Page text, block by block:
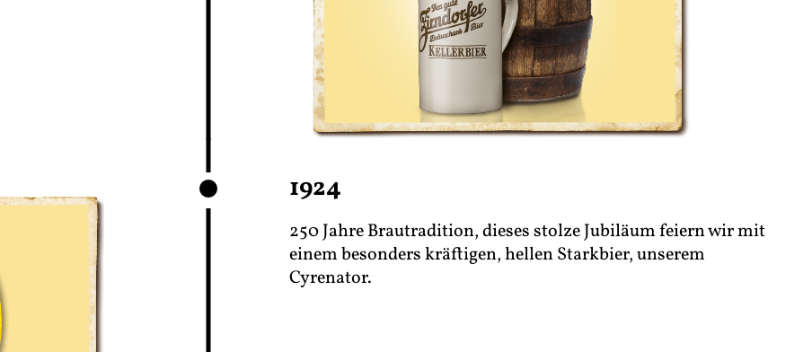
1924
250 Jahre Brautradition, dieses stolze Jubiläum feiern wir mit
einem besonders kräftigen, hellen Starkbier, unserem
Cyrenator.